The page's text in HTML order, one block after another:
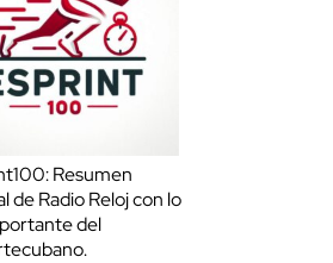
Resumen
de Radio Reloj con lo
del